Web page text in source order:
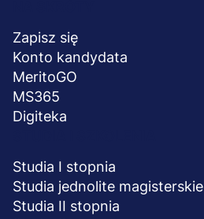
stopka
Zapisz się
Konto kandydata
MeritoGO
MS365
Digiteka
Studia I stopnia
Studia jednolite magisterskie
Studia II stopnia